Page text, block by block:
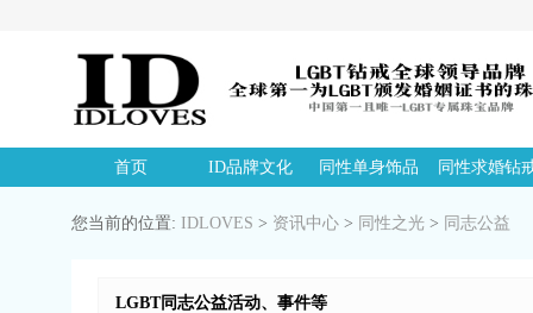
首页 ID品牌文化 同性单身饰品 同性求婚钻
您当前的位置: IDLOVES > 资讯中心 > 同性之光 > 同志公益
LGBT同志公益活动、事件等